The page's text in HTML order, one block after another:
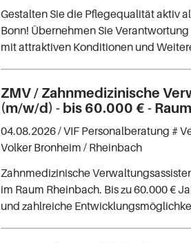
Gestalten Sie die Pflegequalität aktiv
Bonn! Übernehmen Sie
mit attraktiven Konditionen und
ZMV / Zahnmedizinische
(m/w/d) - bis 60.000 € -
04.08.2026 /VIF Personalberatung #
Volker Bronheim / Rheinbach
Zahnmedizinische
im Raum Rheinbach. Bis zu 60.000 €
und zahlreiche